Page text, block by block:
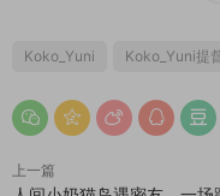
Koko_Yuni Koko_Yuni提
上一篇